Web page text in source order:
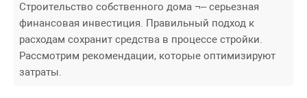
Строительство собственного дома ¬– серьезная
финансовая инвестиция. Правильный подход к
расходам сохранит средства в процессе стройки.
Рассмотрим рекомендации, которые оптимизируют
затраты.